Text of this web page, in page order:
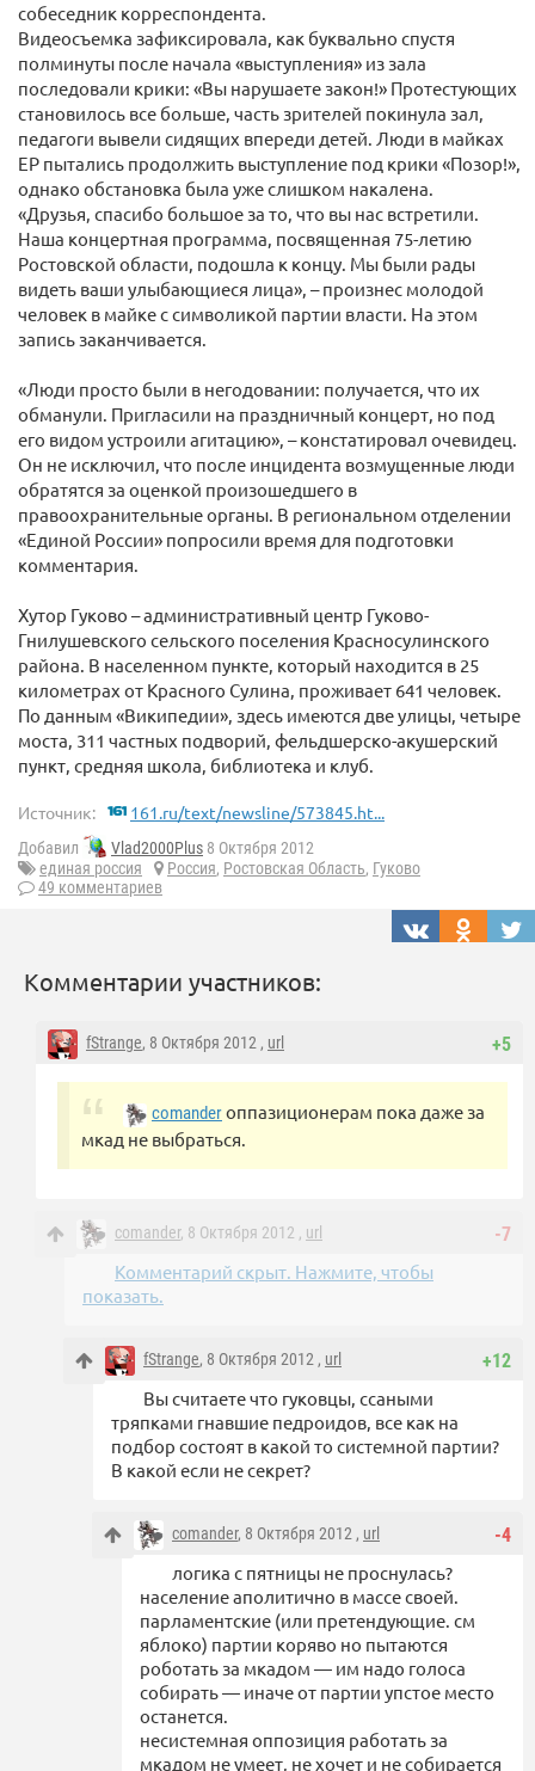
собеседник корреспондента.
Видеосъемка зафиксировала, как буквально спустя
полминуты после начала «выступления» из зала
последовали крики: «Вы нарушаете закон!» Протестующих
становилось все больше, часть зрителей покинула зал,
педагоги вывели сидящих впереди детей. Люди в майках
ЕР пытались продолжить выступление под крики «Позор!»,
однако обстановка была уже слишком накалена.
«Друзья, спасибо большое за то, что вы нас встретили.
Наша концертная программа, посвященная 75-летию
Ростовской области, подошла к концу. Мы были рады
видеть ваши улыбающиеся лица», – произнес молодой
человек в майке с символикой партии власти. На этом
запись заканчивается.
«Люди просто были в негодовании: получается, что их
обманули. Пригласили на праздничный концерт, но под
его видом устроили агитацию», – констатировал очевидец.
Он не исключил, что после инцидента возмущенные люди
обратятся за оценкой произошедшего в
правоохранительные органы. В региональном отделении
«Единой России» попросили время для подготовки
комментария.
Хутор Гуково – административный центр Гуково-
Гнилушевского сельского поселения Красносулинского
района. В населенном пункте, который находится в 25
километрах от Красного Сулина, проживает 641 человек.
По данным «Википедии», здесь имеются две улицы, четыре
моста, 311 частных подворий, фельдшерско-акушерский
пункт, средняя школа, библиотека и клуб.
Источник: 161.ru/text/newsline/573845.ht...
Добавил Vlad2000Plus 8 Октября 2012
единая россия
Россия, Ростовская Область, Гуково
49 комментариев
Комментарии участников:
+5
fStrange, 8 Октября 2012 , url
comanderоппазиционерам пока даже за
мкад не выбраться.
-7
comander, 8 Октября 2012 , url
Комментарий скрыт. Нажмите, чтобы
показать.
+12
fStrange, 8 Октября 2012 , url
Вы считаете что гуковцы, ссаными
тряпками гнавшие педроидов, все как на
подбор состоят в какой то системной партии?
В какой если не секрет?
-4
comander, 8 Октября 2012 , url
логика с пятницы не проснулась?
население аполитично в массе своей.
парламентские (или претендующие. см
яблоко) партии коряво но пытаются
роботать за мкадом — им надо голоса
собирать — иначе от партии упстое место
останется.
несистемная оппозиция работать за
мкадом не умеет, не хочет и не собирается